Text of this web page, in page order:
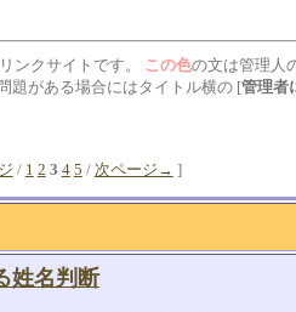
ンクサイトです。 この色の文は管理人
題がある場合にはタイトル横の [管理者
/ 1 2 3 4 5 / 次ページ→ ]
姓名判断